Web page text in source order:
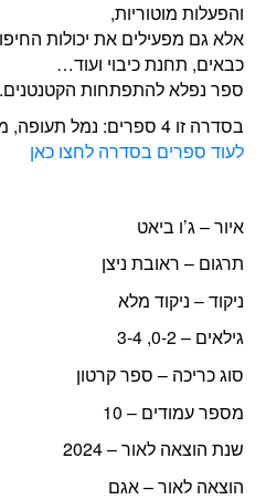
והפעלות מוטוריות,
אלא גם מפעילים את יכולות
כבאים, תחנת כיבוי ועוד…
ספר נפלא להתפתחות הקטנטנים.
בסדרה זו 4 ספרים: נמל תעופה, משאיות, רכבות ומכבי אש,
לעוד ספרים בסדרה לחצו כאן
איור – ג’ו ביאט
תרגום – ראובת ניצן
ניקוד – ניקוד מלא
גילאים – 0-2, 3-4
סוג כריכה – ספר קרטון
מספר עמודים – 10
שנת הוצאה לאור – 2024
הוצאה לאור – אגם